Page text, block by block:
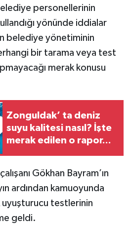
personellerinin
yönünde iddialar
belediye yönetiminin
bir tarama veya test
merak konusu
Zonguldak’ ta deniz
suyu kalitesi nasıl? İşte
merak edilen o rapor...
Gökhan Bayram’ın
ardından kamuoyunda
testlerinin
geldi.